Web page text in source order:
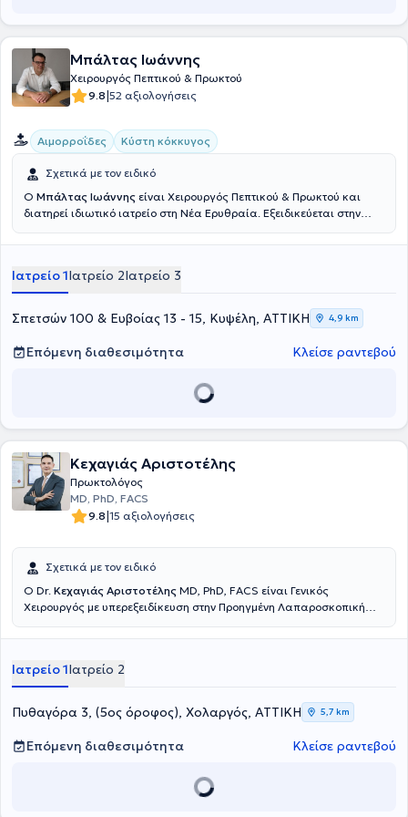
Μπάλτας Ιωάννης
Χειρουργός Πεπτικού & Πρωκτού
9.8|52 αξιολογήσεις
Αιμορροΐδες Κύστη κόκκυγος
Σχετικά με τον ειδικό
Ο Μπάλτας Ιωάννης είναι Χειρουργός Πεπτικού & Πρωκτού και
διατηρεί ιδιωτικό ιατρείο στη Νέα Ερυθραία. Εξειδικεύεται στην
καθώς και στην Ορθοπρωκτική Χειρουργική. Επιπλέον εξειδίκευση
πρωκτού, κύστη κόκκυγος). Διαθέτει πολυετή εμπειρία στην
αποτελεσματική και ασφαλή χειρουργική αντιμετώπιση της
παχυσαρκίας, της διαφραγματοκήλης, των παθήσεων του πεπτικού
συστήματος και των κηλών του κοιλιακού τοιχώματος. Τέλος,
παράλληλα με το ιδιωτικό του ιατρείο, συνεργάζεται με μεγάλες
ιδιωτικές κλινικές της Αττικής, όπως είναι το Μητέρα, το Ιατρικό
Ιατρείο 1Ιατρείο 2Ιατρείο 3
Σπετσών 100 & Ευβοίας 13 - 15, Κυψέλη, ΑΤΤΙΚΗ 4,9 km
Επόμενη διαθεσιμότητα Κλείσε ραντεβού
Κεχαγιάς Αριστοτέλης
Πρωκτολόγος
MD, PhD, FACS
9.8|15 αξιολογήσεις
Σχετικά με τον ειδικό
Ο Dr. Κεχαγιάς Αριστοτέλης MD, PhD, FACS είναι Γενικός
Χειρουργός με υπερεξειδίκευση στην Προηγμένη Λαπαροσκοπική
αριστούχος Διδάκτωρ της Ιατρικής Σχολής του Εθνικού και
ειδικότητας (double specialty), αυτόν της Γενικής Χειρουργικής
(Αθήνα), καθώς και τον τίτλο Λαπαροσκοπικής Χειρουργικής
Πεπτικού και Ενδοκρινών Αδένων, κατόπιν μετεκπαίδευσης στο
Πανεπιστημιακό Νοσοκομείο του Τάμπερε Φινλανδίας. Έχει
μετεκπαιδευτεί σε κορυφαία κέντρα του εξωτερικού στη
λαπαροσκοπική χειρουργική και χειρουργική θυρεοειδούς/
Στοκχόλμη Σουηδίας, το UMC Utrecht Ολλανδίας, και το
Ιατρείο 1Ιατρείο 2
Πυθαγόρα 3, (5ος όροφος), Χολαργός, ΑΤΤΙΚΗ 5,7 km
Επόμενη διαθεσιμότητα Κλείσε ραντεβού